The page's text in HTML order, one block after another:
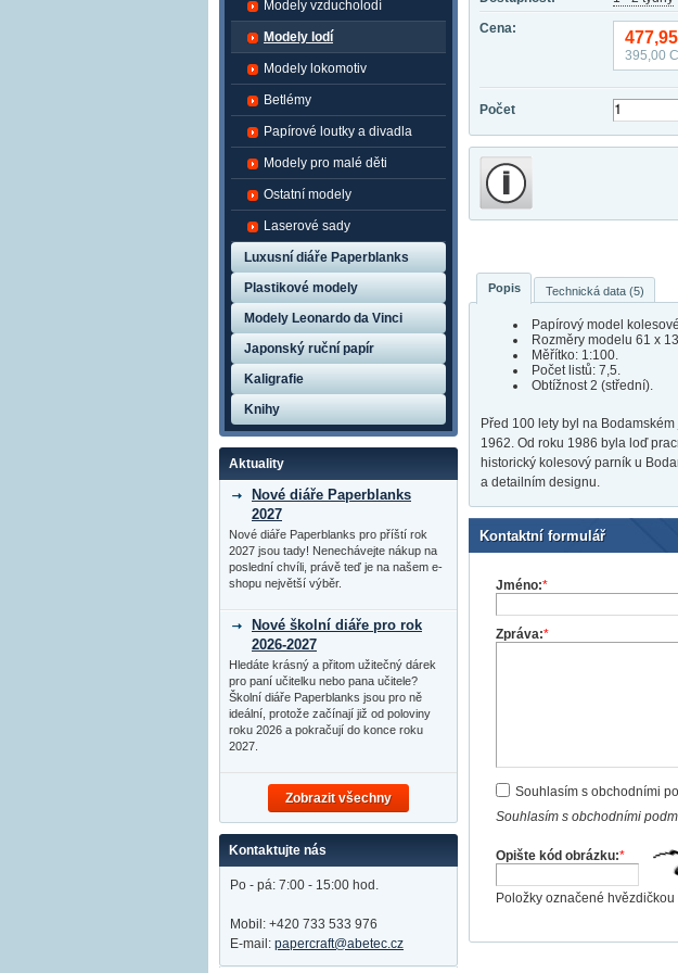
Cena:
477,95
395,00
Počet
Popis Technická data (5)
Papírový model
Rozměry modelu 61 x
Měřítko: 1:100.
Počet listů: 7,5.
Obtížnost 2 (střední).
Před 100 lety byl na
1962. Od roku 1986 byla loď
historický kolesový parník u
a detailním designu.
Kontaktní formulář
Jméno:*
Zpráva:*
Souhlasím s obchodními
Souhlasím s obchodními
Opište kód obrázku:*
Položky označené hvězdičkou
Modely vzducholodí
Modely lodí
Modely lokomotiv
Betlémy
Papírové loutky a divadla
Modely pro malé děti
Ostatní modely
Laserové sady
Luxusní diáře Paperblanks
Plastikové modely
Modely Leonardo da Vinci
Japonský ruční papír
Kaligrafie
Knihy
Aktuality
Nové diáře Paperblanks
2027
Nové diáře Paperblanks pro příští rok
2027 jsou tady! Nenechávejte nákup na
poslední chvíli, právě teď je na našem e-
shopu největší výběr.
Nové školní diáře pro rok
2026-2027
Hledáte krásný a přitom užitečný dárek
pro paní učitelku nebo pana učitele?
Školní diáře Paperblanks jsou pro ně
ideální, protože začínají již od poloviny
roku 2026 a pokračují do konce roku
2027.
Zobrazit všechny
Kontaktujte nás
Po - pá: 7:00 - 15:00 hod.
Mobil: +420 733 533 976
E-mail: papercraft@abetec.cz